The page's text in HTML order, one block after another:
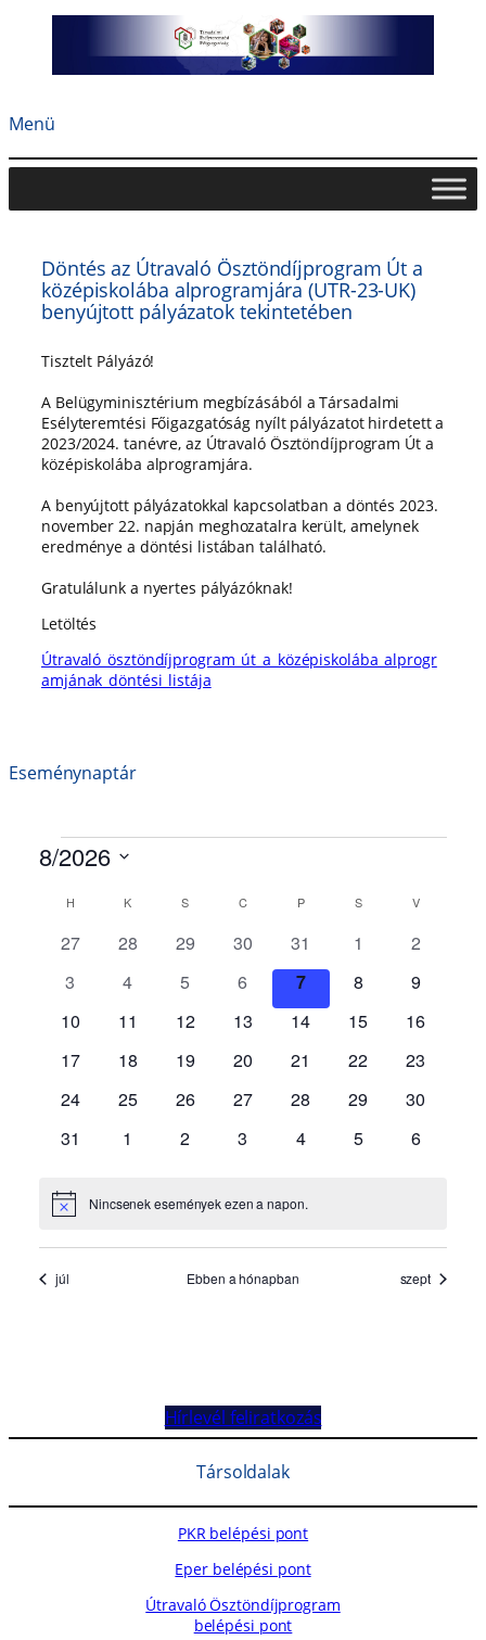
Menü
Döntés az Útravaló Ösztöndíjprogram Út a
középiskolába alprogramjára (UTR-23-UK)
benyújtott pályázatok tekintetében
Tisztelt Pályázó!
A Belügyminisztérium megbízásából a Társadalmi
Esélyteremtési Főigazgatóság nyílt pályázatot hirdetett a
2023/2024. tanévre, az Útravaló Ösztöndíjprogram Út a
középiskolába alprogramjára.
A benyújtott pályázatokkal kapcsolatban a döntés 2023.
november 22. napján meghozatalra került, amelynek
eredménye a döntési listában található.
Gratulálunk a nyertes pályázóknak!
Letöltés
Útravaló_ösztöndíjprogram_út_a_középiskolába_alprogr
amjának_döntési_listája
Eseménynaptár
Hírlevél feliratkozás
Társoldalak
PKR belépési pont
Eper belépési pont
Útravaló Ösztöndíjprogram
belépési pont